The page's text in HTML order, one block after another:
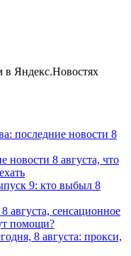
Яндекс.Новостях
последние новости 8
новости 8 августа, что
9: кто выбыл 8
августа, сенсационное
помощи?
8 августа: прокси,